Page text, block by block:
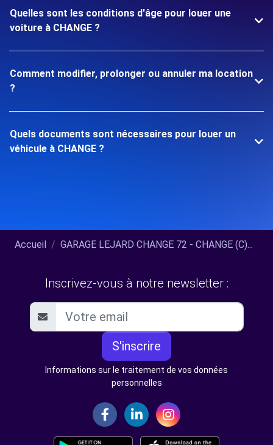
Quelles sont les conditions d'âge pour louer une
voiture à CHANGE ?
Comment modifier, prolonger ou annuler ma location
?
Quels documents sont nécessaires pour louer un
véhicule à CHANGE ?
Accueil GARAGE LEJARD CHANGE 72 - CHANGE (C)...
Inscrivez-vous à notre newsletter :
S'inscrire
Informations sur le traitement de vos données
personnelles